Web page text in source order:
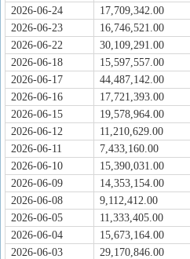
2026-06-24
17,709,342.00
2026-06-23
16,746,521.00
2026-06-22
30,109,291.00
2026-06-18
15,597,557.00
2026-06-17
44,487,142.00
2026-06-16
17,721,393.00
2026-06-15
19,578,964.00
2026-06-12
11,210,629.00
2026-06-11
7,433,160.00
2026-06-10
15,390,031.00
2026-06-09
14,353,154.00
2026-06-08
9,112,412.00
2026-06-05
11,333,405.00
2026-06-04
15,673,164.00
2026-06-03
29,170,846.00